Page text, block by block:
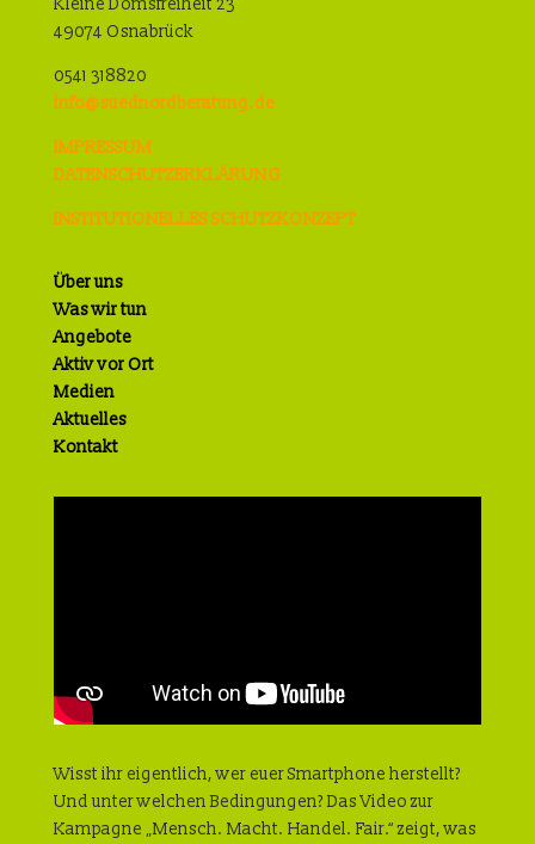
Kleine Domsfreiheit 23
49074 Osnabrück
0541 318820
info@suednordberatung.de
IMPRESSUM
DATENSCHUTZERKLÄRUNG
INSTITUTIONELLES SCHUTZKONZEPT
Über uns
Was wir tun
Angebote
Aktiv vor Ort
Medien
Aktuelles
Kontakt
Wisst ihr eigentlich, wer euer Smartphone herstellt?
Und unter welchen Bedingungen? Das Video zur
Kampagne „Mensch. Macht. Handel. Fair.“ zeigt, was